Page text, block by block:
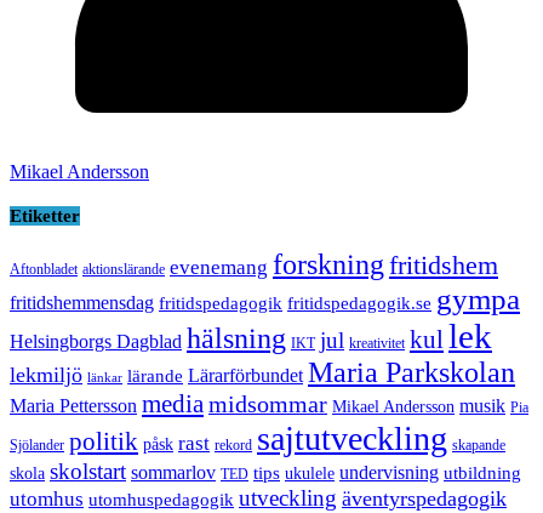
Mikael Andersson
Etiketter
Aftonbladet aktionslärande evenemang forskningfritidshem
fritidshemmensdag fritidspedagogik fritidspedagogik.se gympa
Helsingborgs Dagblad hälsning IKT jul kreativitet kul lek
lekmiljö länkar lärande Lärarförbundet Maria Parkskolan
Maria Pettersson mediamidsommar Mikael Andersson musik Pia
Sjölander politik påsk rast rekord sajtutveckling skapande
skola skolstart sommarlov TED tips ukulele undervisning utbildning
utomhus utomhuspedagogik utveckling äventyrspedagogik